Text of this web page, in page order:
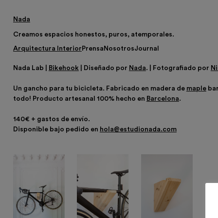
Nada
Creamos espacios honestos, puros, atemporales.
Arquitectura Interior Prensa NosotrosJournal
Nada Lab | Bikehook Diseñado por Nada. | Fotografiado por
Un gancho para tu bicicleta. Fabricado en madera de maple
todo! Producto artesanal 100% hecho en Barcelona.
140€ + gastos de envío.
Disponible bajo pedido en hola@estudionada.com